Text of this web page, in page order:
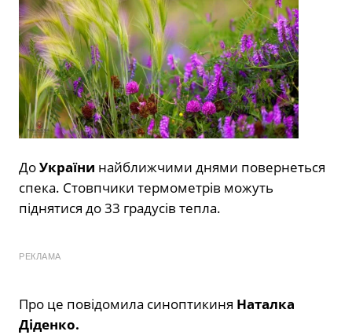
ДоУкраїни найближчими днями повернеться
спека. Стовпчики термометрів можуть
піднятися до 33 градусів тепла.
РЕКЛАМА
Про це повідомила синоптикиня Наталка
Діденко.